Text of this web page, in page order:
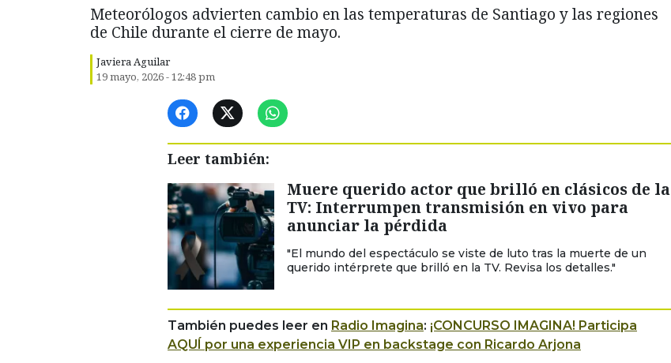
Meteorólogos advierten cambio en las temperaturas de Santiago y las regiones
de Chile durante el cierre de mayo.
Javiera Aguilar
19 mayo, 2026 - 12:48 pm
Leer también:
Muere querido actor que brilló en clásicos de la
TV: Interrumpen transmisión en vivo para
anunciar la pérdida
"El mundo del espectáculo se viste de luto tras la muerte de un
querido intérprete que brilló en la TV. Revisa los detalles."
También puedes leer en Radio Imagina: ¡CONCURSO IMAGINA! Participa
AQUÍ por una experiencia VIP en backstage con Ricardo Arjona